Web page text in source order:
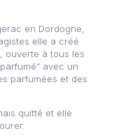
en Dordogne,
elle a créé
ouverte à tous les
avec un
parfumées et des
quitté et elle